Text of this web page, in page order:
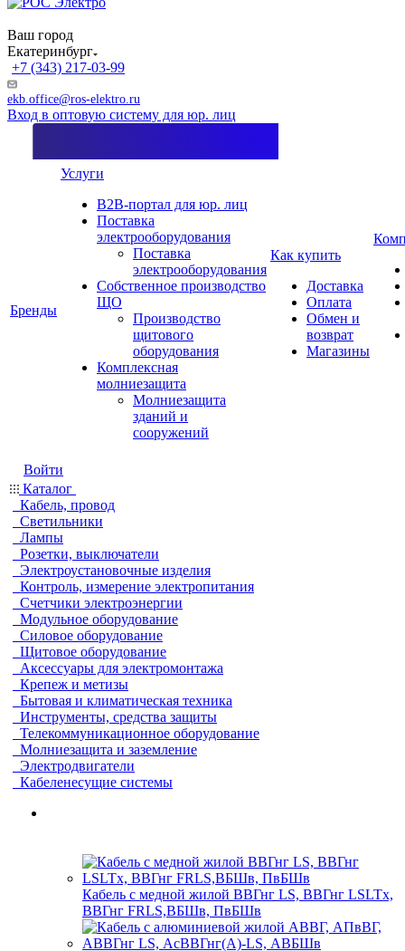
Ваш город
Екатеринбург
+7 (343) 217-03-99
ekb.office@ros-elektro.ru
Вход в оптовую систему для юр. лиц
Бренды
Услуги
B2B-портал для юр. лиц
Поставка
электрооборудования
Поставка
электрооборудования
Собственное производство
ЩО
Производство
щитового
оборудования
Комплексная
молниезащита
Молниезащита
зданий и
сооружений
Как купить
Доставка
Оплата
Обмен и
возврат
Магазины
Войти
Каталог
Кабель, провод
Светильники
Лампы
Розетки, выключатели
Электроустановочные изделия
Контроль, измерение электропитания
Счетчики электроэнергии
Модульное оборудование
Силовое оборудование
Щитовое оборудование
Аксессуары для электромонтажа
Крепеж и метизы
Бытовая и климатическая техника
Инструменты, средства защиты
Телекоммуникационное оборудование
Молниезащита и заземление
Электродвигатели
Кабеленесущие системы
Кабель с медной жилой ВВГнг LS, ВВГнг LSLTx,
ВВГнг FRLS,ВБШв, ПвБШв